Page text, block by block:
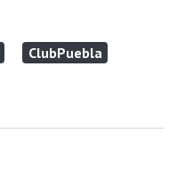
ClubPuebla